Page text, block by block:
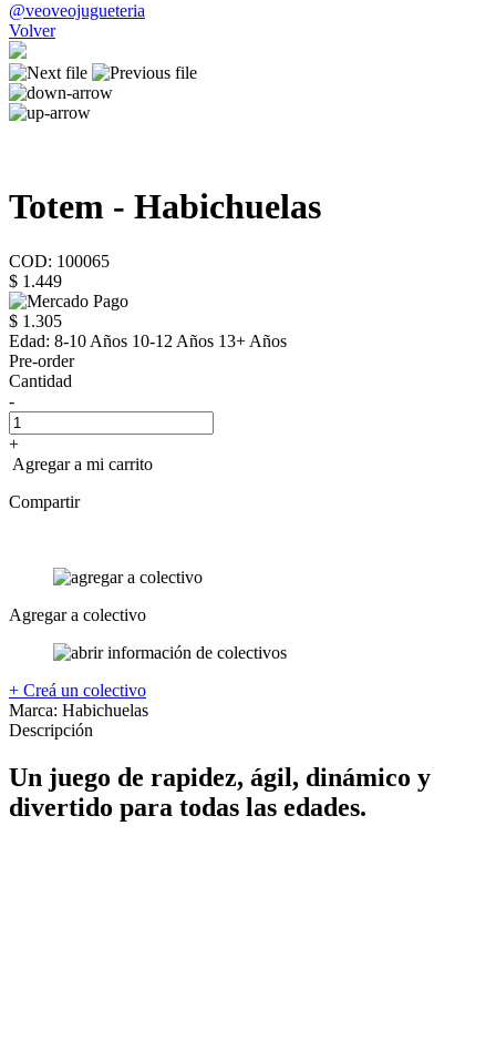
@veoveojugueteria
Volver
Totem - Habichuelas
COD: 100065
$ 1.449
$ 1.305
Edad: 8-10 Años 10-12 Años 13+ Años
Pre-order
Cantidad
-
+
Agregar a mi carrito
Compartir
Agregar a colectivo
+ Creá un colectivo
Marca: Habichuelas
Descripción
Un juego de rapidez, ágil, dinámico y
divertido para todas las edades.